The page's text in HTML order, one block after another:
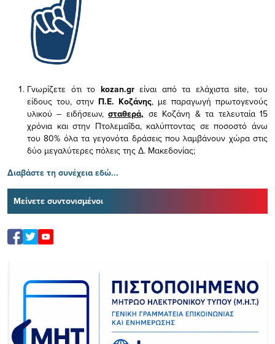
Γνωρίζετε ότι το kozan.gr είναι από τα ελάχισταsite, του
είδους του, στην Π.Ε. Κοζάνης, με παραγωγή πρωτογενούς
υλικού – ειδήσεων,σταθερά, σε Κοζάνη & τα τελευταία 15
χρόνια και στην Πτολεμαΐδα, καλύπτοντας σε ποσοστό άνω
του 80% όλα τα γεγονότα δράσεις που λαμβάνουν χώρα στις
δύο μεγαλύτερες πόλεις της Δ. Μακεδονίας;
Διαβάστε τη συνέχεια εδώ...
Μείνετε συντονισμένοι